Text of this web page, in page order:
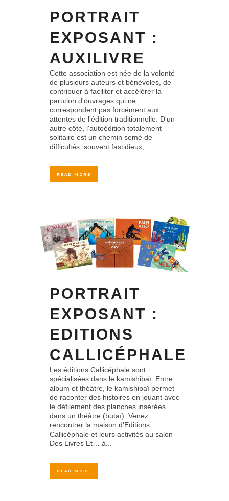
PORTRAIT
EXPOSANT :
AUXILIVRE
Cette association est née de la volonté
de plusieurs auteurs et bénévoles, de
contribuer à faciliter et accélérer la
parution d'ouvrages qui ne
correspondent pas forcément aux
attentes de l'édition traditionnelle. D'un
autre côté, l'autoédition totalement
solitaire est un chemin semé de
difficultés, souvent fastidieux,...
READ MORE
PORTRAIT
EXPOSANT :
EDITIONS
CALLICÉPHALE
Les éditions Callicéphale sont
spécialisées dans le kamishibaï. Entre
album et théâtre, le kamishibaï permet
de raconter des histoires en jouant avec
le défilement des planches insérées
dans un théâtre (butaï). Venez
rencontrer la maison d'Editions
Callicéphale et leurs activités au salon
Des Livres Et… à...
READ MORE